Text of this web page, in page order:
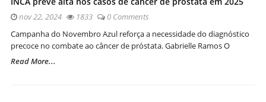
nov 22, 2024 1833
0 Comments
Campanha do Novembro Azul reforça a necessidade do diagnóstico
precoce no combate ao câncer de próstata. Gabrielle Ramos O
Read More...